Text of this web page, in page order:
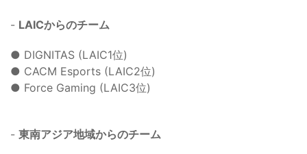
- LAICからのチーム
● DIGNITAS (LAIC1位)
● CACM Esports (LAIC2位)
● Force Gaming (LAIC3位)
- 東南アジア地域からのチーム